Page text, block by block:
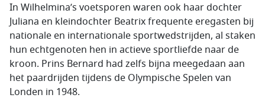
In Wilhelmina’s voetsporen waren ook haar dochter
Juliana en kleindochter Beatrix frequente eregasten bij
nationale en internationale sportwedstrijden, al staken
hun echtgenoten hen in actieve sportliefde naar de
kroon. Prins Bernard had zelfs bijna meegedaan aan
het paardrijden tijdens de Olympische Spelen van
Londen in 1948.